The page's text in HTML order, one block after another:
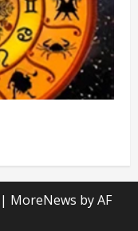
| MoreNews by AF